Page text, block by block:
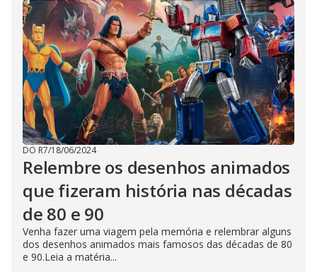
DO R7/18/06/2024
Relembre os desenhos animados
que fizeram história nas décadas
de 80 e 90
Venha fazer uma viagem pela memória e relembrar alguns
dos desenhos animados mais famosos das décadas de 80
e 90.Leia a matéria...